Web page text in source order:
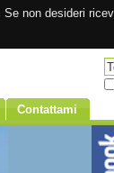
non desideri
Contattami